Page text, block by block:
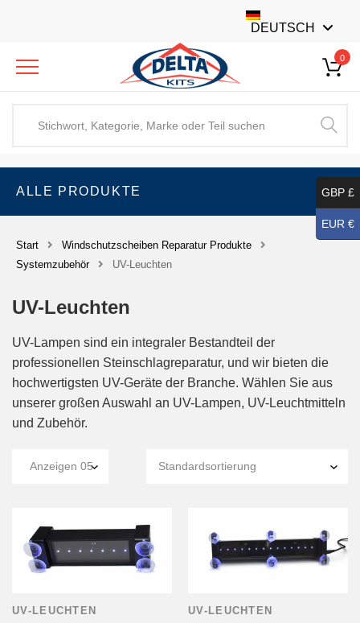
DEUTSCH
0
ALLE PRODUKTE
Start
Windschutzscheiben Reparatur Produkte
Systemzubehör
UV-Leuchten
UV-Leuchten
UV-Lampen sind ein integraler Bestandteil der
professionellen Steinschlagreparatur, und wir bieten die
hochwertigsten UV-Geräte der Branche. Wählen Sie aus
unserer großen Auswahl an UV-Lampen, UV-Leuchtmitteln
und Zubehör.
UV-LEUCHTEN UV-LEUCHTEN
GBP £
EUR €